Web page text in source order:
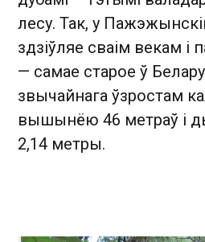
лесу. Так, у
здзіўляе сваім векам і
— самае старое ў
звычайнага ўзростам
вышынёю 46 метраў і
2,14 метры.